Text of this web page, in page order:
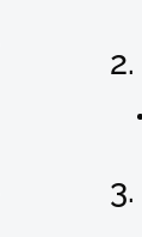
2.
3.